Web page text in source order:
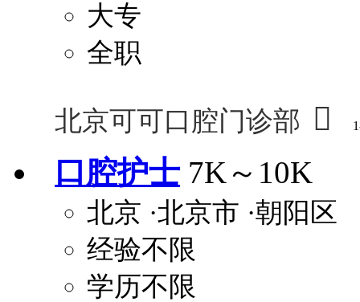
大专
全职
北京可可口腔门诊部 
口腔护士 7K～10K
北京 ·北京市 ·朝阳区
经验不限
学历不限